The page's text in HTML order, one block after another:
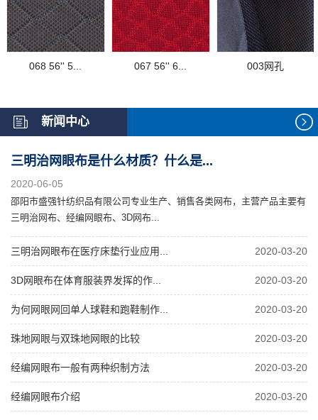
068 56'' 5... 067 56'' 6... 003网孔
新闻中心
三明治网眼布是什么材质？什么是...
2020-06-05
邵阳市盛强针纺织品有限公司专业生产、销售各类网布，主营产品主要有
三明治网布、经编网眼布、3D网布...
三明治网眼布在医疗床垫行业应用... 2020-03-20
3D网眼布在体育服装界发挥的作... 2020-03-20
为何网眼网回单人球鞋和跑鞋制作... 2020-03-20
珠地网眼与双珠地网眼的比较 2020-03-20
经编网眼布一般有两种织制方法 2020-03-20
经编网眼布介绍 2020-03-20